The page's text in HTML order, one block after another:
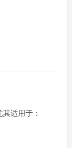
适用于：